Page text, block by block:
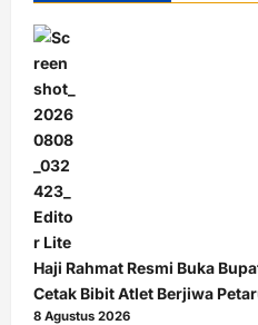
Haji Rahmat Resmi Buka
Cetak Bibit Atlet Berjiwa
8 Agustus 2026